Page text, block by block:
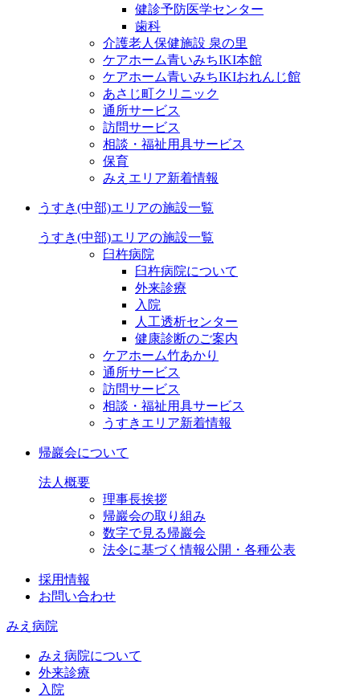
健診予防医学センター
歯科
介護老人保健施設 泉の里
ケアホーム青いみちIKI本館
ケアホーム青いみちIKIおれんじ館
あさじ町クリニック
通所サービス
訪問サービス
相談・福祉用具サービス
保育
みえエリア新着情報
うすき(中部)エリアの施設一覧
うすき(中部)エリアの施設一覧
臼杵病院
臼杵病院について
外来診療
入院
人工透析センター
健康診断のご案内
ケアホーム竹あかり
通所サービス
訪問サービス
相談・福祉用具サービス
うすきエリア新着情報
帰巖会について
法人概要
理事長挨拶
帰巖会の取り組み
数字で見る帰巖会
法令に基づく情報公開・各種公表
採用情報
お問い合わせ
みえ病院
みえ病院について
外来診療
入院